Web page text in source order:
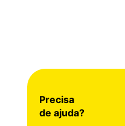
Precisa
de ajuda?